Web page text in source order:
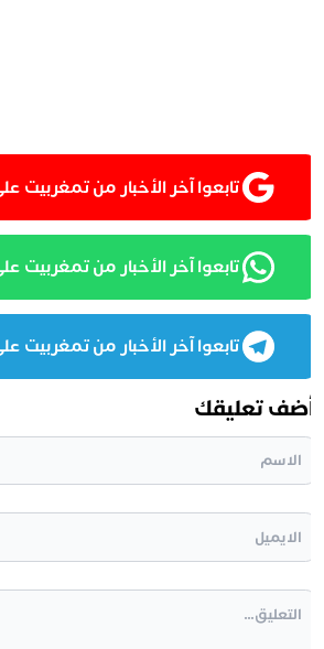
تابعوا آخر الأخبار من تمغربيت على Google News
تابعوا آخر الأخبار من تمغربيت على WhatsApp
تابعوا آخر الأخبار من تمغربيت على Telegram
تعليقك